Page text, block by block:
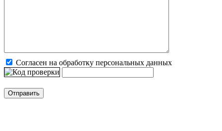
Согласен на обработку персональных данных